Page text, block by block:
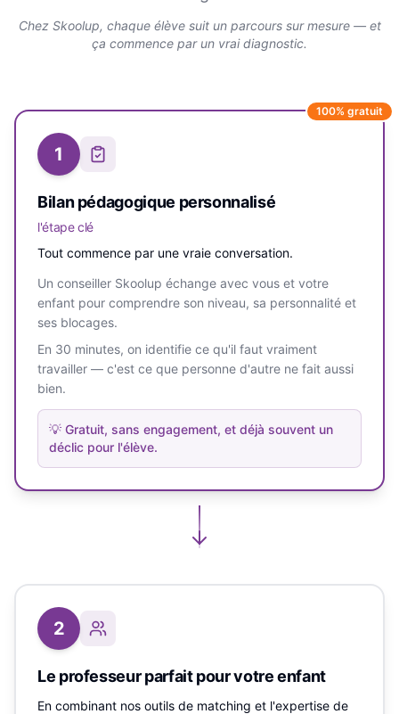
Chez Skoolup, chaque élève suit un parcours sur mesure — et
ça commence par un vrai diagnostic.
100% gratuit
1
Bilan pédagogique personnalisé
l'étape clé
Tout commence par une vraie conversation.
Un conseiller Skoolup échange avec vous et votre
enfant pour comprendre son niveau, sa personnalité et
ses blocages.
En 30 minutes, on identifie ce qu'il faut vraiment
travailler — c'est ce que personne d'autre ne fait aussi
bien.
💡 Gratuit, sans engagement, et déjà souvent un
déclic pour l'élève.
2
Le professeur parfait pour votre enfant
En combinant nos outils de matching et l'expertise de